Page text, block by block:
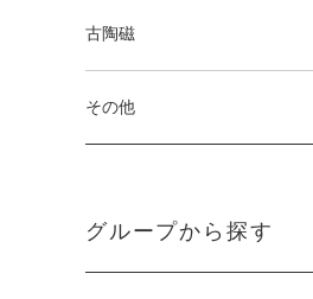
古陶磁
その他
グループから探す